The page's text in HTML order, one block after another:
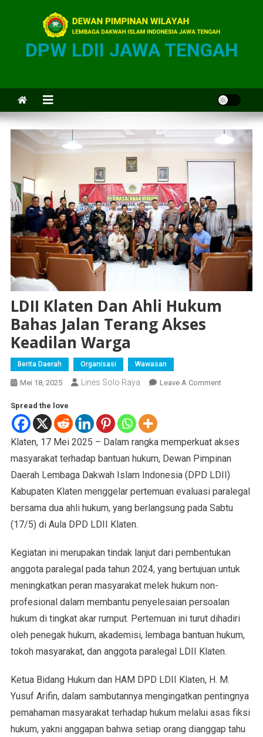
DPW LDII JAWA TENGAH
LDII Klaten Dan Ahli Hukum
Bahas Jalan Terang Akses
Keadilan Warga
Berita Daerah Organisasi Wawasan
Mei 18, 2025 Lines Solo Raya Leave A Comment
Spread the love
Klaten, 17 Mei 2025 – Dalam rangka memperkuat akses
masyarakat terhadap bantuan hukum, Dewan Pimpinan
Daerah Lembaga Dakwah Islam Indonesia (DPD LDII)
Kabupaten Klaten menggelar pertemuan evaluasi paralegal
bersama dua ahli hukum, yang berlangsung pada Sabtu
(17/5) di Aula DPD LDII Klaten.
Kegiatan ini merupakan tindak lanjut dari pembentukan
anggota paralegal pada tahun 2024, yang bertujuan untuk
meningkatkan peran masyarakat melek hukum non-
profesional dalam membantu penyelesaian persoalan
hukum di tingkat akar rumput. Pertemuan ini turut dihadiri
oleh penegak hukum, akademisi, lembaga bantuan hukum,
tokoh masyarakat, dan anggota paralegal LDII Klaten.
Ketua Bidang Hukum dan HAM DPD LDII Klaten, H. M.
Yusuf Arifin, dalam sambutannya mengingatkan pentingnya
pemahaman masyarakat terhadap hukum melalui asas fiksi
hukum, yakni anggapan bahwa setiap orang dianggap tahu